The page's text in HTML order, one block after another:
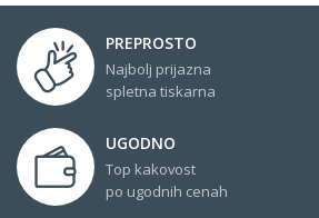
PREPROSTO
Najbolj prijazna
spletna tiskarna
UGODNO
Top kakovost
po ugodnih cenah